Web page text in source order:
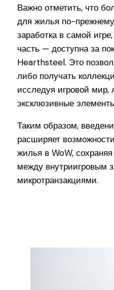
Важно отметить, что
для жилья по-
заработка в самой
часть — доступна за
Hearthsteel. Это
либо получать
исследуя игровой мир,
эксклюзивные
Таким образом,
расширяет
жилья в WoW,
между внутриигровым
микротранзакциями.